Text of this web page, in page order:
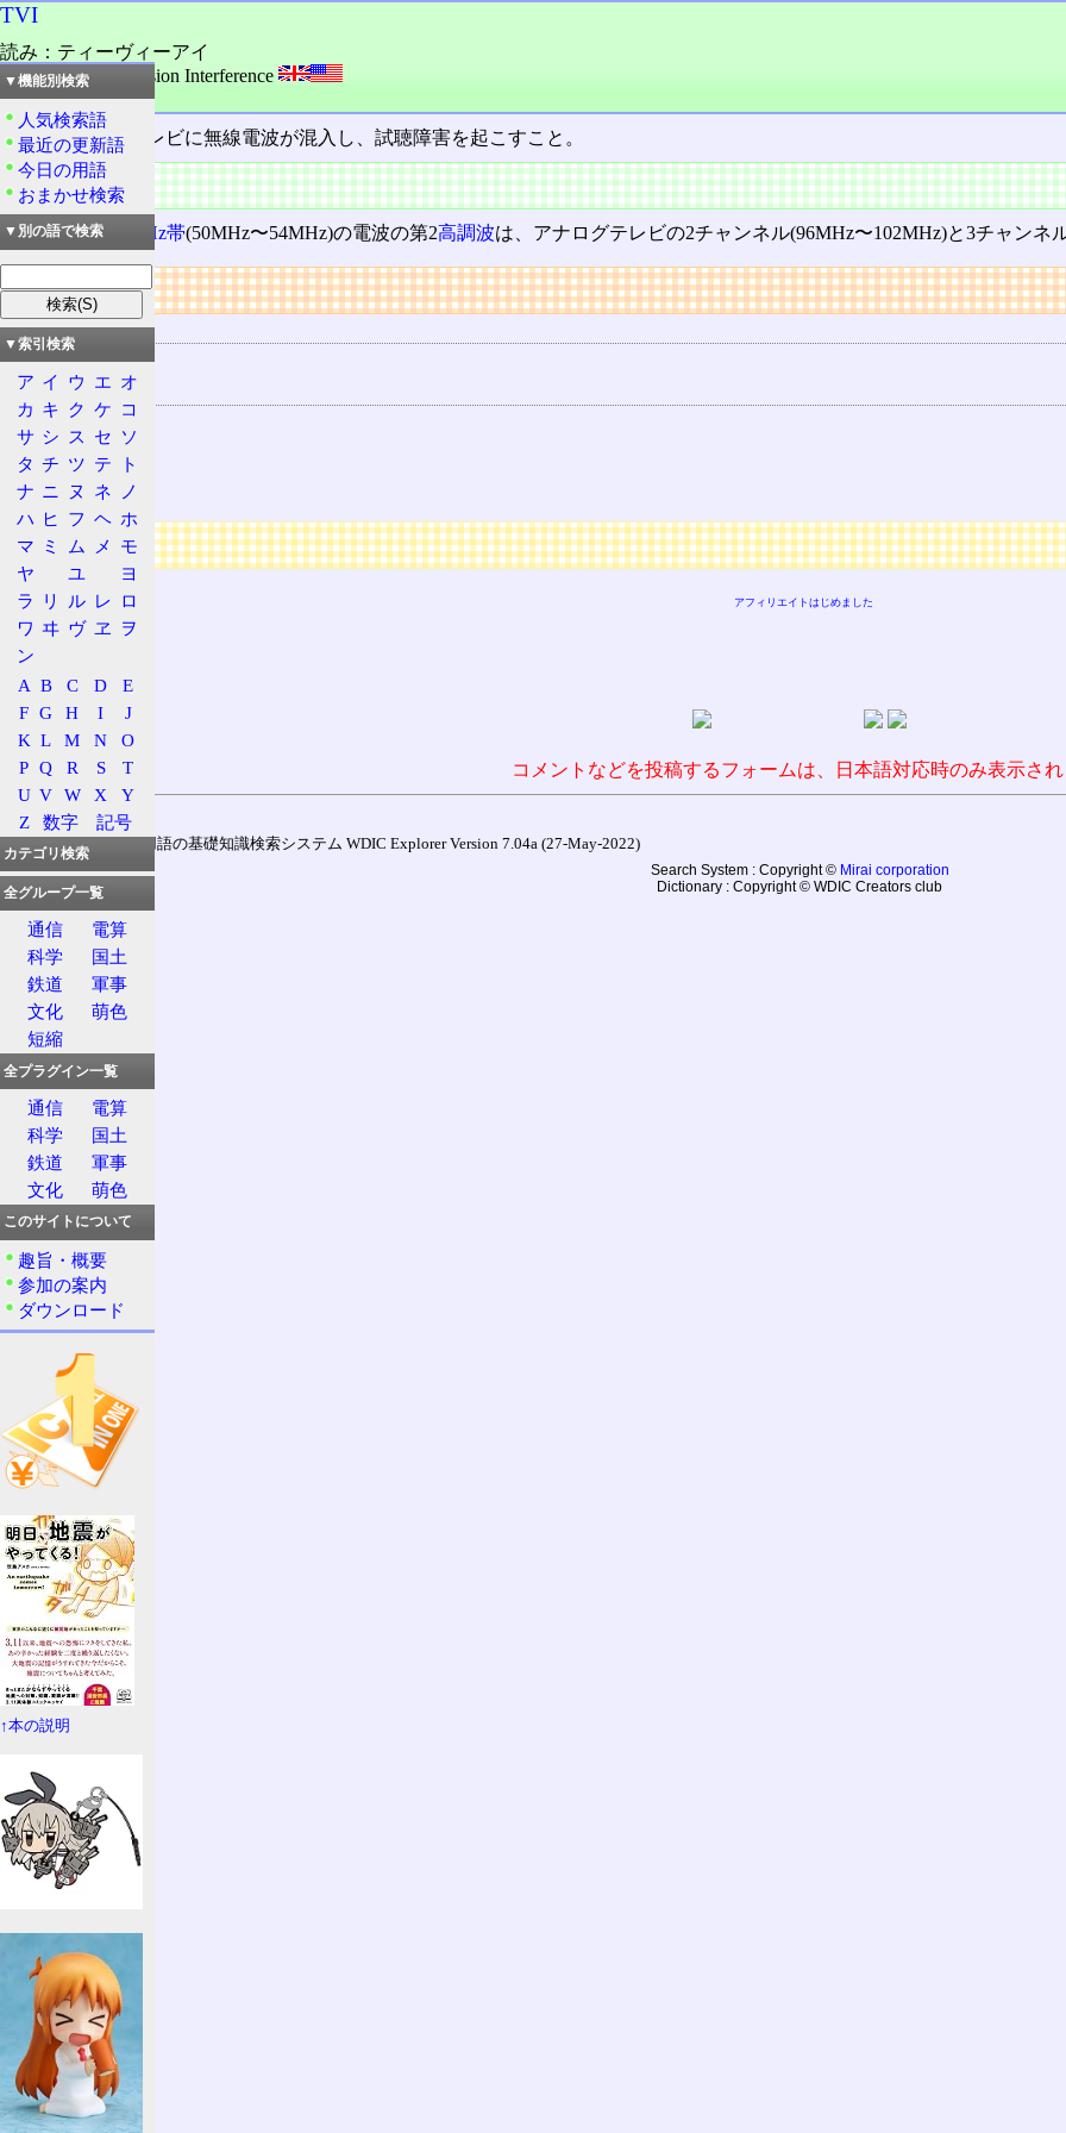
TVI
読み：ティーヴィーアイ
外語：TVI: TeleVision Interference
品詞：名詞
テレビ妨害。テレビに無線電波が混入し、試聴障害を起こすこと。
概要
たとえば、 50MHz帯(50MHz〜54MHz)の電波の第2高調波は、アナログテレビの2チャンネル(96MHz〜102MHz)と3チャンネ
リンク
用語の所属
I
関連する用語
BCI
アンプI
スプリアス
広告
アフィリエイトはじめました
コメントなどを投稿するフォームは、日本語対応時のみ表示さ
通信用語の基礎知識検索システム WDIC Explorer Version 7.04a (27-May-2022)
Search System : Copyright © Mirai corporation
Dictionary : Copyright © WDIC Creators club
▼機能別検索
人気検索語
最近の更新語
今日の用語
おまかせ検索
▼別の語で検索
▼索引検索
ア イ ウ エ オ
カ キ ク ケ コ
サ シ ス セ ソ
タ チ ツ テ
ト
ナ ニ ヌ ネ
ノ
ハ ヒ フ ヘ ホ
マ ミ ム メ
モ
ヤ
ユ
ヨ
ラ
リ ル レ ロ
ワ ヰ ヴ ヱ
ヲ
ン
A B C D
E
F G H I
J
K L M N
O
P Q R S
T
U V W X
Y
Z
数字 記号
カテゴリ検索
全グループ一覧
通信
電算
科学
国土
鉄道
軍事
文化
萌色
短縮
全プラグイン一覧
通信
電算
科学
国土
鉄道
軍事
文化
萌色
このサイトについて
趣旨・概要
参加の案内
ダウンロード
↑本の説明